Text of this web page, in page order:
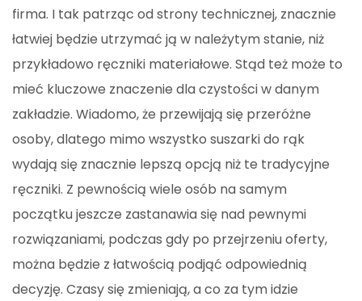
firma. I tak patrząc od strony technicznej, znacznie
łatwiej będzie utrzymać ją w należytym stanie, niż
przykładowo ręczniki materiałowe. Stąd też może to
mieć kluczowe znaczenie dla czystości w danym
zakładzie. Wiadomo, że przewijają się przeróżne
osoby, dlatego mimo wszystko suszarki do rąk
wydają się znacznie lepszą opcją niż te tradycyjne
ręczniki. Z pewnością wiele osób na samym
początku jeszcze zastanawia się nad pewnymi
rozwiązaniami, podczas gdy po przejrzeniu oferty,
można będzie z łatwością podjąć odpowiednią
decyzję. Czasy się zmieniają, a co za tym idzie